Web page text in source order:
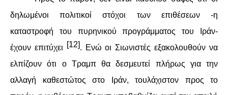
δηλωμένοι πολιτικοί στόχοι των επιθέσεων -η
καταστροφή του πυρηνικού προγράμματος του Ιράν-
έχουν επιτύχει [12]. Ενώ οι Σιωνιστές εξακολουθούν να
ελπίζουν ότι ο Τραμπ θα δεσμευτεί πλήρως για την
αλλαγή καθεστώτος στο Ιράν, τουλάχιστον προς το